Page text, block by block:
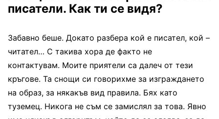
писатели. Как ти се видя?
Забавно беше. Докато разбера кой е писател, кой –
читател… С такива хора де факто не
контактувам. Моите приятели са далеч от тези
кръгове. Та снощи си говорихме за изграждането
на образ, за някакъв вид правила. Бях като
туземец. Никога не съм се замислял за това. Явно